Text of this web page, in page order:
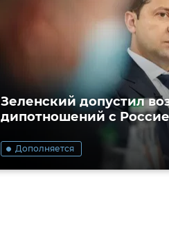
Дополняется
Зеленский допустил
дипотношений с